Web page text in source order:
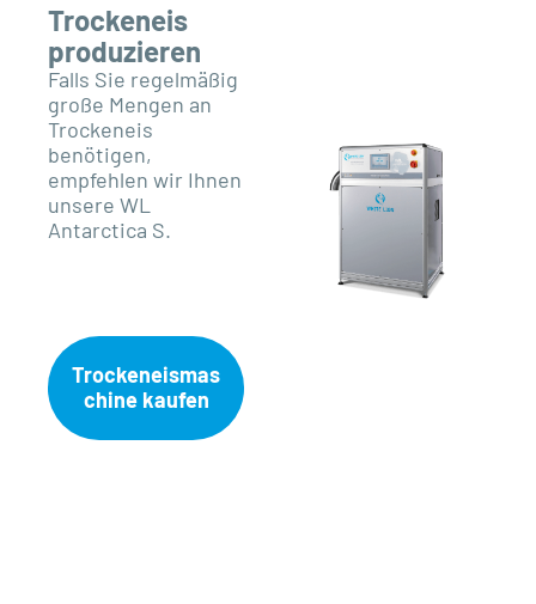
Trockeneis
produzieren
Falls Sie regelmäßig
große Mengen an
Trockeneis
benötigen,
empfehlen wir Ihnen
unsere WL
Antarctica S.
Trockeneismas
chine kaufen